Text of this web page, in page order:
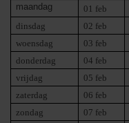
maandag 01 feb
dinsdag
02 feb
woensdag
03 feb
donderdag
04 feb
vrijdag
05 feb
zaterdag
06 feb
zondag
07 feb